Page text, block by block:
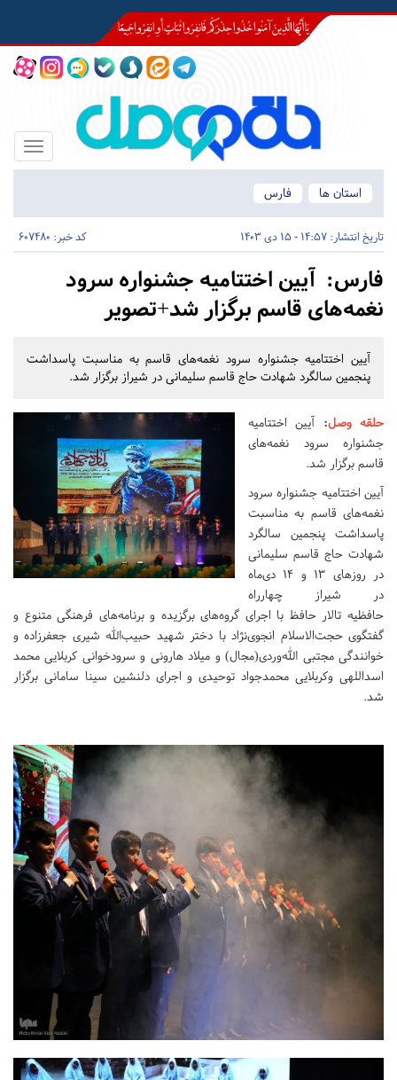
Toggle
استان ها
فارس
تاریخ انتشار: 14:57 - 15 دی 1403 کد خبر: 607480
فارس: آیین اختتامیه جشنواره سرود
نغمه‌های قاسم برگزار شد+تصویر
آیین اختتامیه جشنواره سرود نغمه‌های قاسم به مناسبت پاسداشت
پنجمین سالگرد شهادت حاج قاسم سلیمانی در شیراز برگزار شد.
حلقه وصل: آیین اختتامیه
جشنواره سرود نغمه‌های
قاسم برگزار شد.
آیین اختتامیه جشنواره سرود
نغمه‌های قاسم به مناسبت
پاسداشت پنجمین سالگرد
شهادت حاج قاسم سلیمانی
در روزهای 13 و 14 دی‌ماه
در شیراز چهارراه
حافظیه تالار حافظ با اجرای گروه‌های برگزیده و برنامه‌های فرهنگی متنوع و
گفتگوی حجت‌الاسلام انجوی‌نژاد با دختر شهید حبیب‌الله شیری جعفرزاده و
خوانندگی مجتبی الله‌وردی(مجال) و میلاد هارونی و سرودخوانی کربلایی محمد
اسداللهی وکربلایی محمدجواد توحیدی و اجرای دلنشین سینا سامانی برگزار
شد.